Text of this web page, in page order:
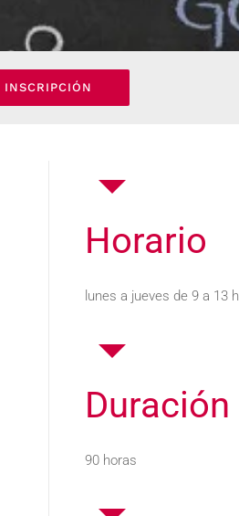
INSCRIPCIÓN
Horario
lunes a jueves de 9 a 13 h
Duración
90 horas